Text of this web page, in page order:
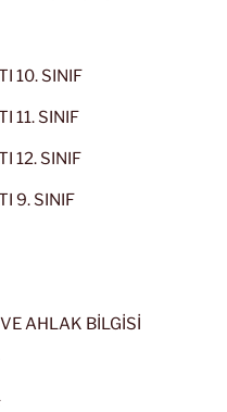
10. SINIF
11. SINIF
12. SINIF
9. SINIF
AHLAK BİLGİSİ